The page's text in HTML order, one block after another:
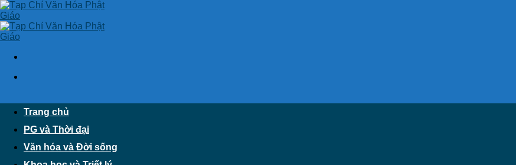
Skip
to
content
Trang chủ
PG và Thời đại
Văn hóa và Đời sống